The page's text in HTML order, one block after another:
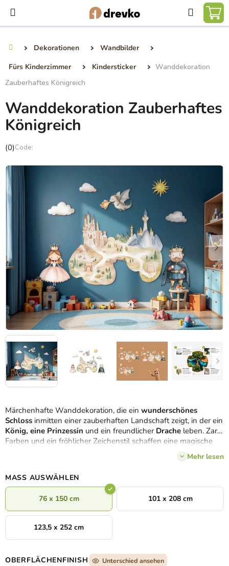
Inhalt
springen
Suchen
Dekorationen
Wandbilder
Fürs Kinderzimmer
Kindersticker
Wanddekoration
Zauberhaftes Königreich
Märchenhafte Wanddekoration, die ein wunderschönes
Schloss inmitten einer zauberhaften Landschaft zeigt, in der ein
König, eine Prinzessin und ein freundlicher Drache leben. Zarte
Farben und ein fröhlicher Zeichenstil schaffen eine magische
und
Kinderzimmer für alle kleinen Märchenliebhaber.
Mehr lesen
MASS AUSWÄHLEN
76 x 150 cm 101 x 208 cm
123,5 x 252 cm
OBERFLÄCHENFINISH Unterschied ansehen
Wanddekoration Zauberhaftes
Königreich
Die
Produktbewertung
ist
0,0
von
5
Sternen.
(0)